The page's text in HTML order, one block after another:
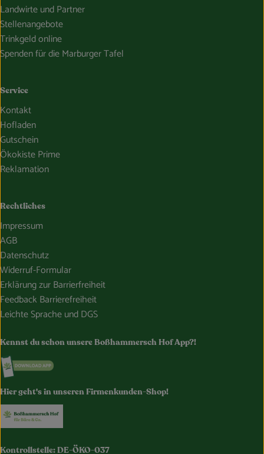
Landwirte und Partner
Stellenangebote
Trinkgeld online
Spenden für die Marburger Tafel
Service
Kontakt
Hofladen
Gutschein
Ökokiste Prime
Reklamation
Rechtliches
Impressum
AGB
Datenschutz
Widerruf-Formular
Erklärung zur Barrierfreiheit
Feedback Barrierefreiheit
Leichte Sprache und DGS
Kennst du schon unsere Boßhammersch Hof App?!
Externer Link zu https://www.bosshammersch-
Hier geht's in unseren Firmenkunden-Shop!
Kontrollstelle: DE-ÖKO-037